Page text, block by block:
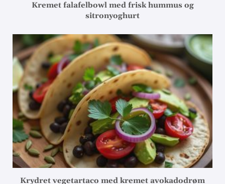
Kremet falafelbowl med frisk hummus og
sitronyoghurt
Krydret vegetartaco med kremet avokadodrøm